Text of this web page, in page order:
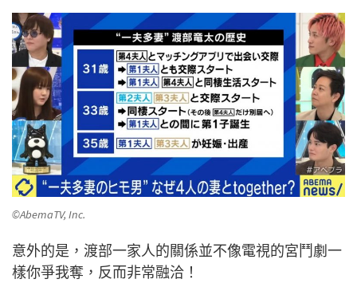
©AbemaTV, Inc.
意外的是，渡部一家人的關係並不像電視的宮鬥劇一
樣你爭我奪，反而非常融洽！